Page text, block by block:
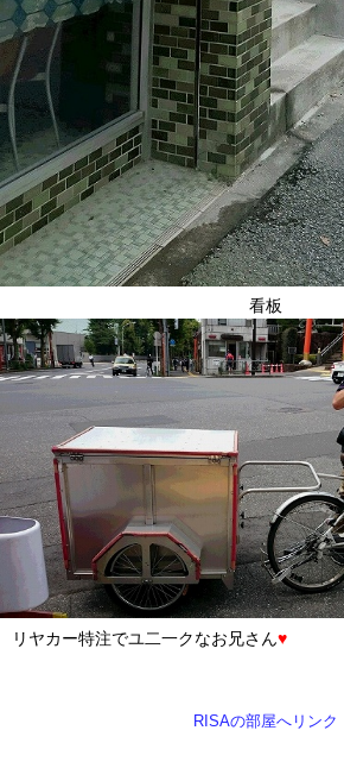
看板
リヤカー特注でユ二一クなお兄さん♥
RISAの部屋へリンク